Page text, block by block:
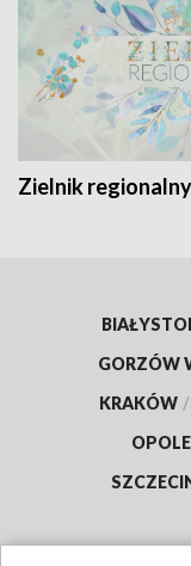
Zielnik regionalny
GORZÓW
KRAKÓW /
OPOLE